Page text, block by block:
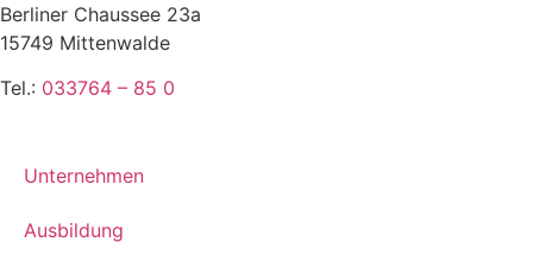
Berliner Chaussee 23a
15749 Mittenwalde
Tel.: 033764 – 85 0
Unternehmen
Ausbildung